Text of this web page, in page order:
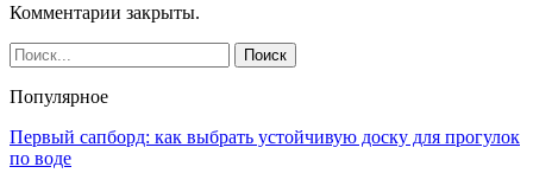
Комментарии закрыты.
Популярное
Первый сапборд: как выбрать устойчивую доску для прогулок
по воде